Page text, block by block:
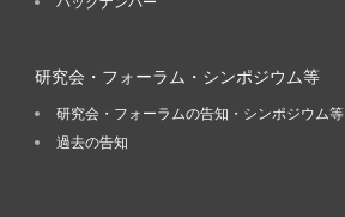
研究会・フォーラム・シンポジウム等
研究会・フォーラムの告知・シンポジウム等
過去の告知